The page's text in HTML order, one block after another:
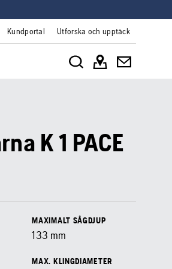
Kundportal Utforska och upptäck
K 1 PACE
MAXIMALT SÅGDJUP
133 mm
MAX. KLINGDIAMETER